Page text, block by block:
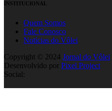
INSTITUCIONAL
Quem Somos
Fale Conosco
Notícias do Vôlei
Copyright © 2024 Jornal do Vôlei
Desenvolvido por Pixel Project
Social: